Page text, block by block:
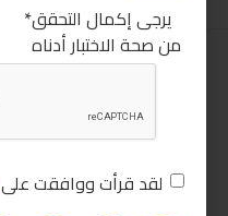
يرجى إكمال التحقق
من صحة الاختبار أدناه
لقد قرأت ووافقت على